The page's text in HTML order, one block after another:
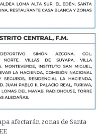
afectarán zonas de Santa